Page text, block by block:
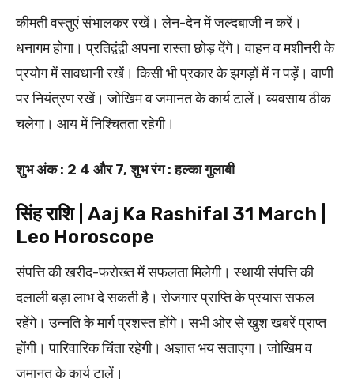
कीमती वस्तुएं संभालकर रखें। लेन-देन में जल्दबाजी न करें।
धनागम होगा। प्रतिद्वंद्वी अपना रास्ता छोड़ देंगे। वाहन व मशीनरी के
प्रयोग में सावधानी रखें। किसी भी प्रकार के झगड़ों में न पड़ें। वाणी
पर नियंत्रण रखें। जोखिम व जमानत के कार्य टालें। व्यवसाय ठीक
चलेगा। आय में निश्चितता रहेगी।
शुभ अंक : 2 4 और 7, शुभ रंग : हल्का गुलाबी
सिंह राशि | Aaj Ka Rashifal 31 March |
Leo Horoscope
संपत्ति की खरीद-फरोख्त में सफलता मिलेगी। स्थायी संपत्ति की
दलाली बड़ा लाभ दे सकती है। रोजगार प्राप्ति के प्रयास सफल
रहेंगे। उन्नति के मार्ग प्रशस्त होंगे। सभी ओर से खुश खबरें प्राप्त
होंगी। पारिवारिक चिंता रहेगी। अज्ञात भय सताएगा। जोखिम व
जमानत के कार्य टालें।